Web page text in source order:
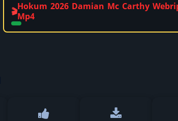
🎬Hokum 2026 Damian Mc Carthy
Mp4